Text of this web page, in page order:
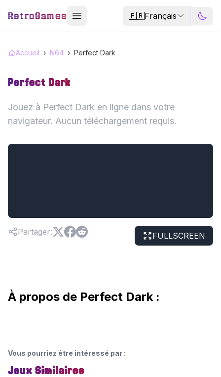
RetroGames 🇫🇷Français
Accueil › N64 › Perfect Dark
Perfect Dark
Jouez à Perfect Dark en ligne dans votre
navigateur. Aucun téléchargement requis.
Partager: FULLSCREEN
À propos de Perfect Dark :
Vous pourriez être intéressé par :
Jeux Similaires